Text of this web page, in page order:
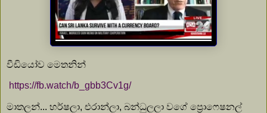
වීඩියෝව මෙතනින්
https://fb.watch/b_gbb3Cv1g/
මාතලන්... හර්ෂලා, එරාන්ලා, බන්ධුලලා වගේ ප්‍රොෆෙෂනල්